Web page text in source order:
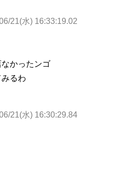
21(水) 16:33:19.02
かったンゴ
るわ
21(水) 16:30:29.84